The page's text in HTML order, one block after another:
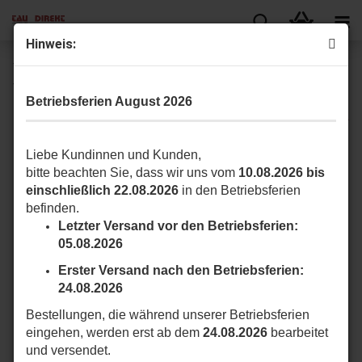
Hin­weis:
Betriebsferien August 2026
Liebe Kundinnen und Kunden,
bitte beachten Sie, dass wir uns vom 10.08.2026 bis
einschließlich 22.08.2026 in den Betriebsferien
befinden.
Letzter Versand vor den Betriebsferien:
05.08.2026
Erster Versand nach den Betriebsferien:
24.08.2026
Bestellungen, die während unserer Betriebsferien
eingehen, werden erst ab dem 24.08.2026 bearbeitet
und versendet.
TAU 650R18BENCL Un­ter­flur­an­trieb R18 18 V DC für Tor­
flü­gel bis 1,8m Flü­gel­län­ge oder 200kg